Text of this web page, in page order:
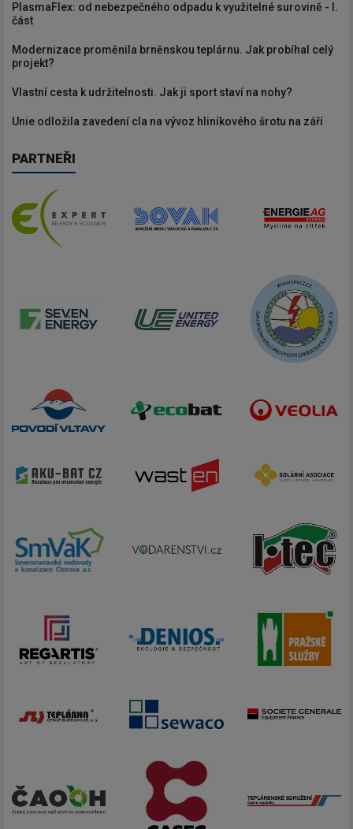
PlasmaFlex: od nebezpečného odpadu k využitelné surovině - I.
část
Modernizace proměnila brněnskou teplárnu. Jak probíhal celý
projekt?
Vlastní cesta k udržitelnosti. Jak ji sport staví na nohy?
Unie odložila zavedení cla na vývoz hliníkového šrotu na září
PARTNEŘI